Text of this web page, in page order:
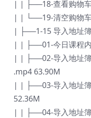
| | ├──18-查看购物
| | └──19-清空购物
| ├──1-15 导入地址
| | ├──01-今日课程
| | ├──02-导入地址
.mp4 63.90M
| | ├──03-导入地址
52.36M
| | ├──04-导入地址